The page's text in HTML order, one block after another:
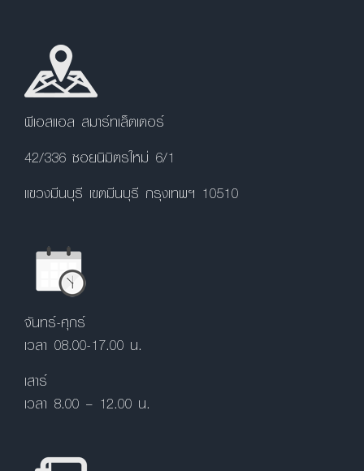
พีเอสแอล สมาร์ทเล็ตเตอร์
42/336 ซอยนิมิตรใหม่ 6/1
แขวงมีนบุรี เขตมีนบุรี กรุงเทพฯ 10510
จันทร์-ศุกร์
เวลา 08.00-17.00 น.
เสาร์
เวลา 8.00 – 12.00 น.